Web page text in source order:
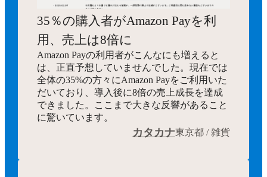
35％の購入者がAmazon Payを利
用、売上は8倍に
Amazon Payの利用者がこんなにも増えると
は、正直予想していませんでした。現在では
全体の35%の方々にAmazon Payをご利用いた
だいており、導入後に8倍の売上成長を達成
できました。ここまで大きな反響があること
に驚いています。
カタカナ東京都 / 雑貨